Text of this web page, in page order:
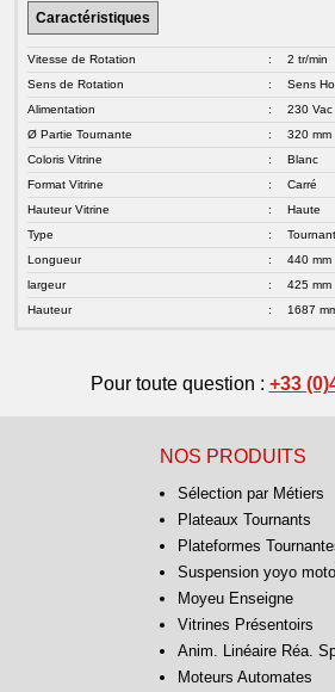
Caractéristiques
Vitesse de Rotation :
2 tr/min
Sens de Rotation
:
Sens
Alimentation
:
230 Vac
Ø Partie Tournante
:
320 mm
Coloris Vitrine
:
Blanc
Format Vitrine
:
Carré
Hauteur Vitrine
:
Haute
Type
:
Longueur
:
440 mm
largeur
:
425 mm
Hauteur
: 1687
Pour toute question : +33
NOS PRODUITS
Sélection par Métiers
Plateaux Tournants
Plateformes
Suspension yoyo
Moyeu Enseigne
Vitrines Présentoirs
Anim. Linéaire Réa.
Moteurs Automates